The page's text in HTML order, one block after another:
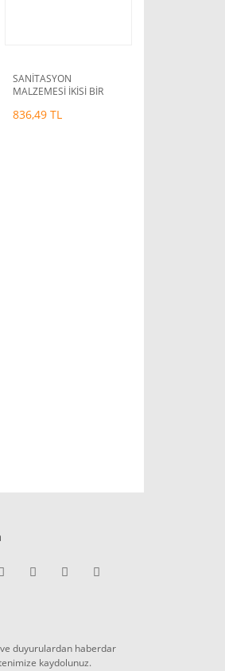
SANİTASYON
MALZEMESİ İKİSİ BİR
Potasyum Sülfit (E224)
836,49 TL
duyurulardan haberdar
kaydolunuz.